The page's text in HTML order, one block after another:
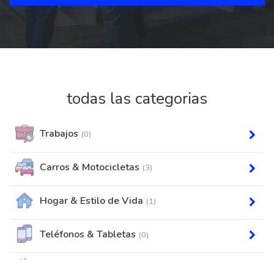
todas las categorias
Trabajos (0)
Carros & Motocicletas (3)
Hogar & Estilo de Vida (1)
Teléfonos & Tabletas (0)